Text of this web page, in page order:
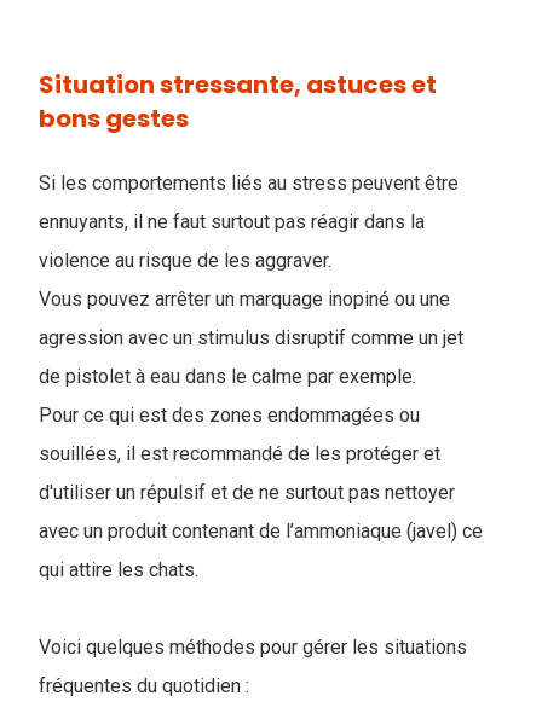
Situation stressante, astuces et
bons gestes
Si les comportements liés au stress peuvent être
ennuyants, il ne faut surtout pas réagir dans la
violence au risque de les aggraver.
Vous pouvez arrêter un marquage inopiné ou une
agression avec un stimulus disruptif comme un jet
de pistolet à eau dans le calme par exemple.
Pour ce qui est des zones endommagées ou
souillées, il est recommandé de les protéger et
d'utiliser un répulsif et de ne surtout pas nettoyer
avec un produit contenant de l’ammoniaque (javel) ce
qui attire les chats.
Voici quelques méthodes pour gérer les situations
fréquentes du quotidien :